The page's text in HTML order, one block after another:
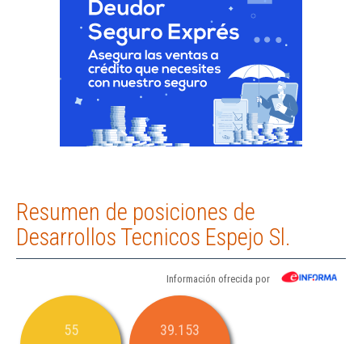
Resumen de posiciones de
Desarrollos Tecnicos Espejo Sl.
Información ofrecida por
55 39.153